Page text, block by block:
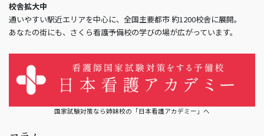
校舎拡大中
通いやすい駅近エリアを中心に、全国主要都市 約1200校舎に展開。
あなたの街にも、さくら看護予備校の学びの場が広がっています。
国家試験対策なら姉妹校の「日本看護アカデミー」へ